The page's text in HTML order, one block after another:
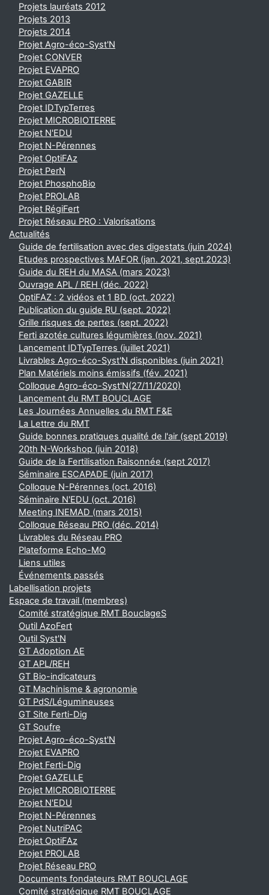
Projets lauréats 2012
Projets 2013
Projets 2014
Projet Agro-éco-Syst'N
Projet CONVER
Projet EVAPRO
Projet GABIR
Projet GAZELLE
Projet IDTypTerres
Projet MICROBIOTERRE
Projet N'EDU
Projet N-Pérennes
Projet OptiFAz
Projet PerN
Projet PhosphoBio
Projet PROLAB
Projet RégiFert
Projet Réseau PRO : Valorisations
Actualités
Guide de fertilisation avec des digestats (juin 2024)
Etudes prospectives MAFOR (jan. 2021, sept.2023)
Guide du REH du MASA (mars 2023)
Ouvrage APL / REH (déc. 2022)
OptiFAZ : 2 vidéos et 1 BD (oct. 2022)
Publication du guide RU (sept. 2022)
Grille risques de pertes (sept. 2022)
Ferti azotée cultures légumières (nov. 2021)
Lancement IDTypTerres (juillet 2021)
Livrables Agro-éco-Syst'N disponibles (juin 2021)
Plan Matériels moins émissifs (fév. 2021)
Colloque Agro-éco-Syst'N(27/11/2020)
Lancement du RMT BOUCLAGE
Les Journées Annuelles du RMT F&E
La Lettre du RMT
Guide bonnes pratiques qualité de l'air (sept 2019)
20th N-Workshop (juin 2018)
Guide de la Fertilisation Raisonnée (sept 2017)
Séminaire ESCAPADE (juin 2017)
Colloque N-Pérennes (oct. 2016)
Séminaire N'EDU (oct. 2016)
Meeting INEMAD (mars 2015)
Colloque Réseau PRO (déc. 2014)
Livrables du Réseau PRO
Plateforme Echo-MO
Liens utiles
Événements passés
Labellisation projets
Espace de travail (membres)
Comité stratégique RMT BouclageS
Outil AzoFert
Outil Syst'N
GT Adoption AE
GT APL/REH
GT Bio-indicateurs
GT Machinisme & agronomie
GT PdS/Légumineuses
GT Site Ferti-Dig
GT Soufre
Projet Agro-éco-Syst'N
Projet EVAPRO
Projet Ferti-Dig
Projet GAZELLE
Projet MICROBIOTERRE
Projet N'EDU
Projet N-Pérennes
Projet NutriPAC
Projet OptiFAz
Projet PROLAB
Projet Réseau PRO
Documents fondateurs RMT BOUCLAGE
Comité stratégique RMT BOUCLAGE